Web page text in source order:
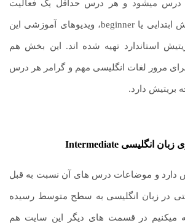
درس میشود و هر درس حداقل یک فعالیت
آموزش دارد. مثل بخش ابتدایی یا beginner، ویدیوهای آموزشی این
استاندارد تهیه شده اند. این بخش هم
مرور لغات انگلیسی مهم و گرامر هر درس
بریتیش دارد.
زبان انگلیسی Intermediate
دارد و موضاعات درس های آن نسبت به قبل
در زبان انگلیسی به سطح متوسط رسیده
میکنیم در قسمت های دیگر این سایت هم